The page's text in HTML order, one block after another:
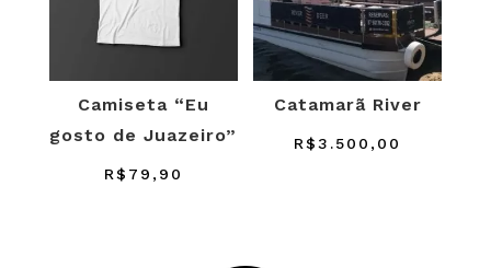
Camiseta “Eu
gosto de Juazeiro”
R$ 79,90
Catamarã River
R$3.500,00